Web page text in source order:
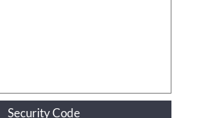
Security Code